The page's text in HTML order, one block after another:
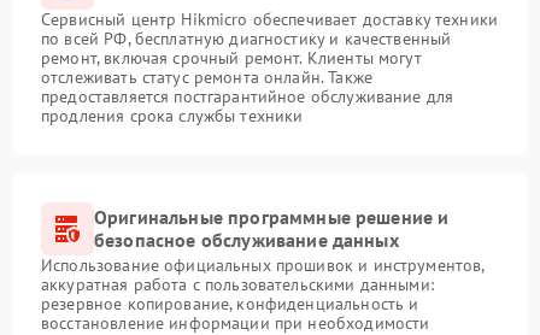
Сервисный центр Hikmicro обеспечивает доставку техники
по всей РФ, бесплатную диагностику и качественный
ремонт, включая срочный ремонт. Клиенты могут
отслеживать статус ремонта онлайн. Также
предоставляется постгарантийное обслуживание для
продления срока службы техники
Оригинальные программные решение и
безопасное обслуживание данных
Использование официальных прошивок и инструментов,
аккуратная работа с пользовательскими данными:
резервное копирование, конфиденциальность и
восстановление информации при необходимости